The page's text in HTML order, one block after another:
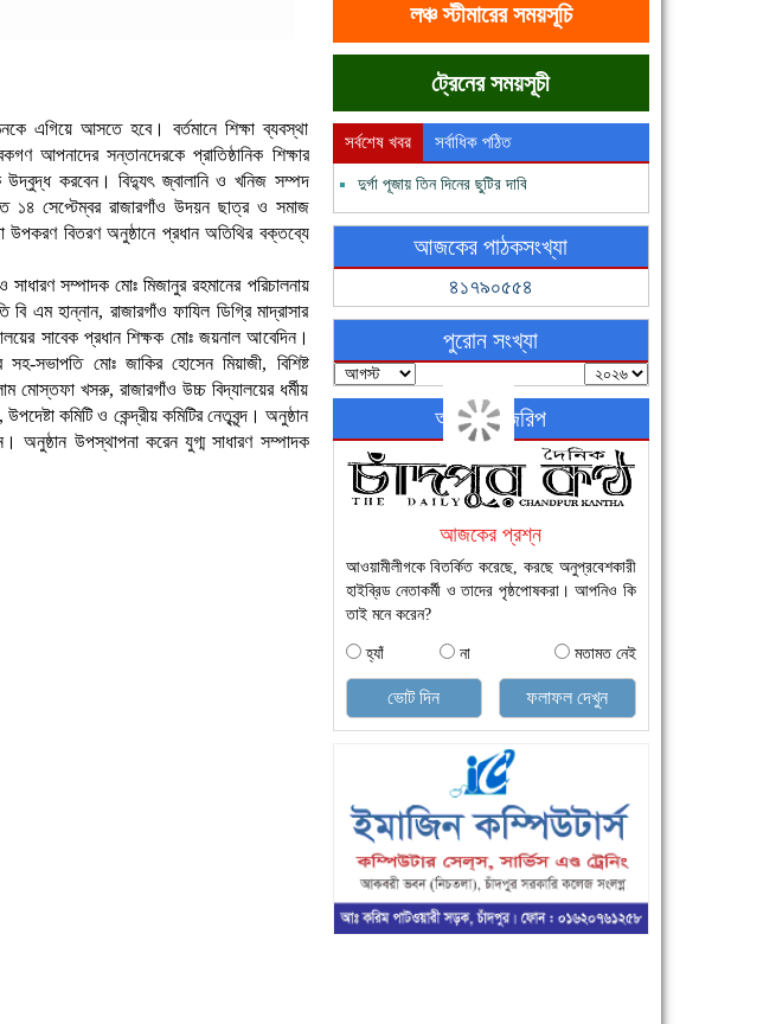
এগিয়ে আসতে হবে। বর্তমানে শিক্ষা ব্যবস্থা
সন্তানদেরকে প্রাতিষ্ঠানিক শিক্ষার
উদ্বুদ্ধ করবেন। বিদ্যুৎ জ্বালানি ও খনিজ সম্পদ
১৪ সেপ্টেম্বর রাজারগাঁও উদয়ন ছাত্র ও সমাজ
উপকরণ বিতরণ অনুষ্ঠানে প্রধান অতিথির বক্তব্যে
সম্পাদক মোঃ মিজানুর রহমানের পরিচালনায়
এম হান্নান, রাজারগাঁও ফাযিল ডিগ্রি মাদ্রাসার
সাবেক প্রধান শিক্ষক মোঃ জয়নাল আবেদিন।
সভাপতি মোঃ জাকির হোসেন মিয়াজী, বিশিষ্ট
মোস্তফা খসরু, রাজারগাঁও উচ্চ বিদ্যালয়ের ধর্মীয়
কমিটি ও কেন্দ্রীয় কমিটির নেতৃবৃন্দ। অনুষ্ঠান
অনুষ্ঠান উপস্থাপনা করেন যুগ্ম সাধারণ সম্পাদক
লঞ্চ স্টীমারের সময়সূচি
ট্রেনের সময়সূচী
সর্বশেষ খবর সর্বাধিক পঠিত
দুর্গা পূজায় তিন দিনের ছুটির দাবি
আজকের পাঠকসংখ্যা
৪১৭৯০৫৫৪
পুরোন সংখ্যা
অনলাইন জরিপ
আজকের প্রশ্ন
আওয়ামীলীগকে বিতর্কিত করেছে, করছে অনুপ্রবেশকারী
হাইব্রিড নেতাকর্মী ও তাদের পৃষ্ঠপোষকরা। আপনিও কি
তাই মনে করেন?
হ্যাঁ না মতামত নেই
ভোট দিন ফলাফল দেখুন